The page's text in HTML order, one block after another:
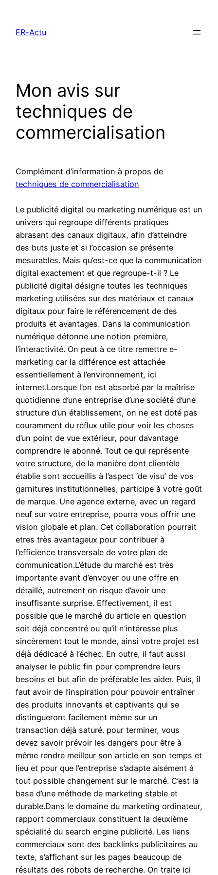
contenu
FR-Actu
Mon avis sur
techniques de
commercialisation
Complément d’information à propos de
techniques de commercialisation
Le publicité digital ou marketing numérique est un
univers qui regroupe différents pratiques
abrasant des canaux digitaux, afin d’atteindre
des buts juste et si l’occasion se présente
mesurables. Mais qu’est-ce que la communication
digital exactement et que regroupe-t-il ? Le
publicité digital désigne toutes les techniques
marketing utilisées sur des matériaux et canaux
digitaux pour faire le référencement de des
produits et avantages. Dans la communication
numérique détonne une notion première,
l’interactivité. On peut à ce titre remettre e-
marketing car la différence est attachée
essentiellement à l’environnement, ici
internet.Lorsque l’on est absorbé par la maîtrise
quotidienne d’une entreprise d’une société d’une
structure d’un établissement, on ne est doté pas
couramment du reflux utile pour voir les choses
d’un point de vue extérieur, pour davantage
comprendre le abonné. Tout ce qui représente
votre structure, de la manière dont clientèle
établie sont accueillis à l’aspect ‘de visu’ de vos
garnitures institutionnelles, participe à votre goût
de marque. Une agence externe, avec un regard
neuf sur votre entreprise, pourra vous offrir une
vision globale et plan. Cet collaboration pourrait
etres très avantageux pour contribuer à
l’efficience transversale de votre plan de
communication.L’étude du marché est très
importante avant d’envoyer ou une offre en
détaillé, autrement on risque d’avoir une
insuffisante surprise. Effectivement, il est
possible que le marché du article en question
soit déjà concentré ou qu’il n’intéresse plus
sincèrement tout le monde, ainsi votre projet est
déjà dédicacé à l’échec. En outre, il faut aussi
analyser le public fin pour comprendre leurs
besoins et but afin de préférable les aider. Puis, il
faut avoir de l’inspiration pour pouvoir entraîner
des produits innovants et captivants qui se
distingueront facilement même sur un
transaction déjà saturé. pour terminer, vous
devez savoir prévoir les dangers pour être à
même rendre meilleur son article en son temps et
lieu et pour que l’entreprise s’adapte aisément à
tout possible changement sur le marché. C’est la
base d’une méthode de marketing stable et
durable.Dans le domaine du marketing ordinateur,
rapport commerciaux constituent la deuxième
spécialité du search engine publicité. Les liens
commerciaux sont des backlinks publicitaires au
texte, s’affichant sur les pages beaucoup de
résultats des robots de recherche. On traite ici